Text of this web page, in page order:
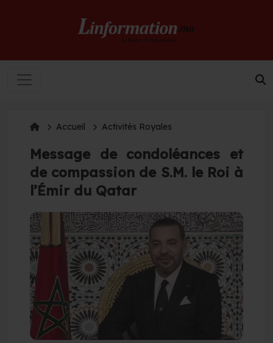
Accueil Activités Royales
Message de condoléances et
de compassion de S.M. le Roi à
l’Émir du Qatar